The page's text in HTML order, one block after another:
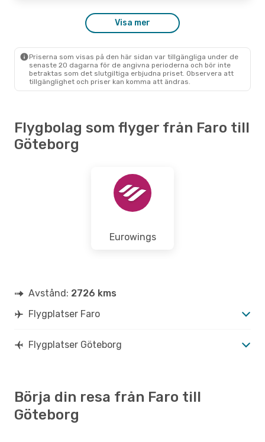
Visa mer
Priserna som visas på den här sidan var tillgängliga under de
senaste 20 dagarna för de angivna perioderna och bör inte
betraktas som det slutgiltiga erbjudna priset. Observera att
tillgänglighet och priser kan komma att ändras.
Flygbolag som flyger från Faro till
Göteborg
Eurowings
Avstånd: 2726 kms
Flygplatser Faro
Flygplatser Göteborg
Börja din resa från Faro till
Göteborg